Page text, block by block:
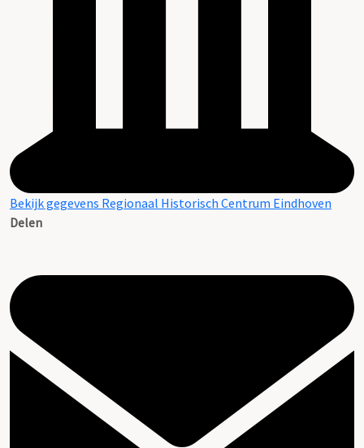
Bekijk gegevens Regionaal Historisch Centrum Eindhoven
Delen